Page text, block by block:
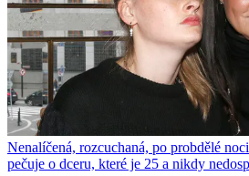
Nenalíčená, rozcuchaná, po probdělé
pečuje o dceru, které je 25 a nikdy